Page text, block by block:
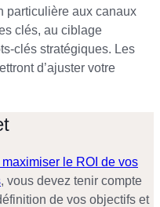
particulière aux canaux
clés, au ciblage
clés stratégiques. Les
d’ajuster votre
le ROI de vos
, vous devez tenir compte
de vos objectifs et